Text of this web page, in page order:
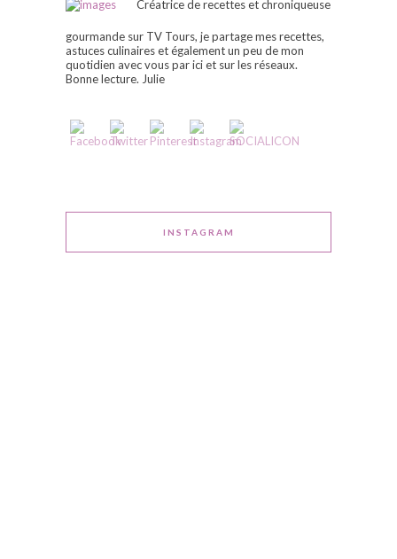
Créatrice de recettes et chroniqueuse
gourmande sur TV Tours, je partage mes recettes,
astuces culinaires et également un peu de mon
quotidien avec vous par ici et sur les réseaux.
Bonne lecture. Julie
INSTAGRAM